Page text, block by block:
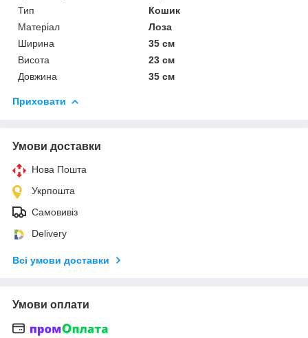
Тип
Кошик
Матеріал
Лоза
Ширина
35 см
Висота
23 см
Довжина
35 см
Приховати
Умови доставки
Нова Пошта
Укрпошта
Самовивіз
Delivery
Всі умови доставки
Умови оплати